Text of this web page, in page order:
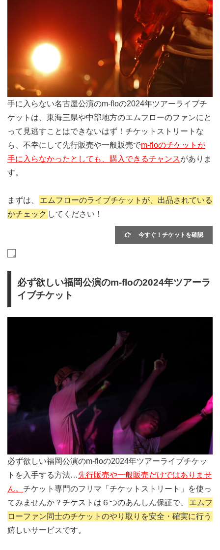
手に入らない名古屋公演のm-floの2024年ツアーライブチ
ケットは、東海三県や中部地方のエムフローのファンにと
って見逃すことはできないはず！チケットストリートな
ら、不幸にして先行販売や一般販売でm-floのチケットが
手に入らなかったとしても、購入できるチャンスがありま
す。
まずは、
エムフローのライブチケットが、出品されている
かチェック してください！
今すぐ！チケットを確認
必ず欲しい福岡公演のm-floの2024年ツアーラ
イブチケット
必ず欲しい福岡公演のm-floの2024年ツアーライブチケッ
トを入手する方法…先行販売や一般販売だけではありませ
ん。 チケット専門のフリマ「チケットストリート」を使っ
てみませんか？チケストは６つのあんしん保証で、
エムフ
ローファン同士のチケットのやり取りを安全・確実に行う
嬉しいサービスです。